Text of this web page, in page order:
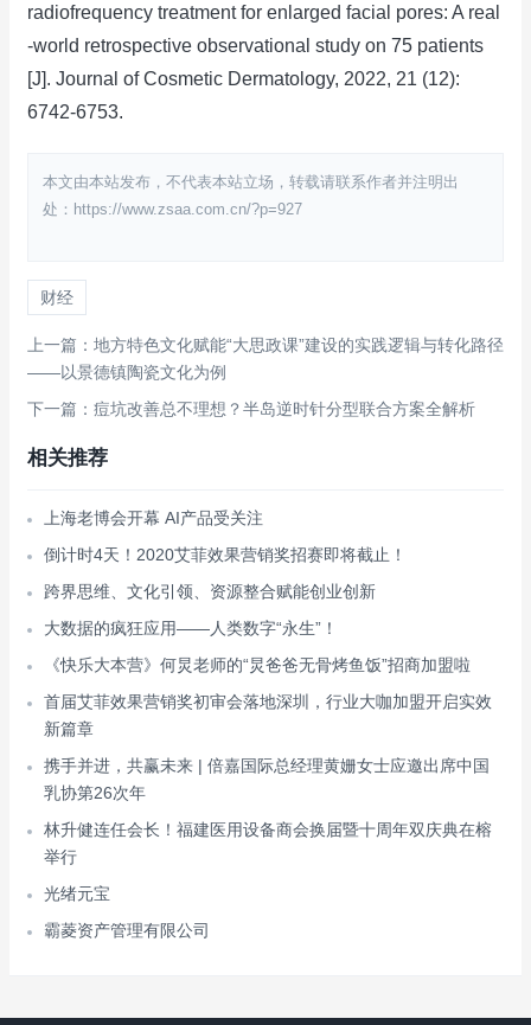
radiofrequency treatment for enlarged facial pores: A real
‐world retrospective observational study on 75 patients
[J]. Journal of Cosmetic Dermatology, 2022, 21 (12):
6742-6753.
本文由本站发布，不代表本站立场，转载请联系作者并注明出
处：https://www.zsaa.com.cn/?p=927
财经
上一篇：地方特色文化赋能“大思政课”建设的实践逻辑与转化路径
——以景德镇陶瓷文化为例
下一篇：痘坑改善总不理想？半岛逆时针分型联合方案全解析
相关推荐
上海老博会开幕 AI产品受关注
倒计时4天！2020艾菲效果营销奖招赛即将截止！
跨界思维、文化引领、资源整合赋能创业创新
大数据的疯狂应用——人类数字“永生”！
《快乐大本营》何炅老师的“炅爸爸无骨烤鱼饭”招商加盟啦
首届艾菲效果营销奖初审会落地深圳，行业大咖加盟开启实效
新篇章
携手并进，共赢未来 | 倍嘉国际总经理黄姗女士应邀出席中国
乳协第26次年
林升健连任会长！福建医用设备商会换届暨十周年双庆典在榕
举行
光绪元宝
霸菱资产管理有限公司